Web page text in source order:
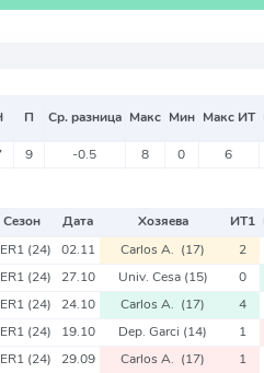
П Ср. разница Макс Мин Макс ИТ
9 -0.5 8 0 6
Сезон Дата Хозяева ИТ1
(24) 02.11 Carlos A. (17) 2
(24) 27.10 Univ. Cesa (15) 0
(24) 24.10 Carlos A. (17) 4
(24) 19.10 Dep. Garci (14) 1
(24) 29.09 Carlos A. (17) 1